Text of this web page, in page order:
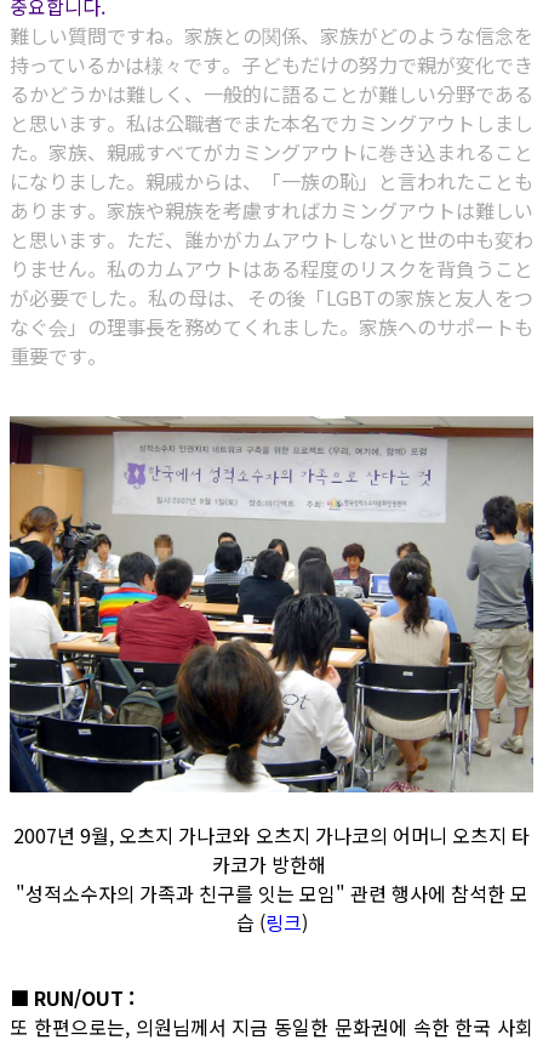
중요합니다.
難しい質問ですね。家族との関係、家族がどのような信念を
持っているかは様々です。子どもだけの努力で親が変化でき
るかどうかは難しく、一般的に語ることが難しい分野である
と思います。私は公職者でまた本名でカミングアウトしまし
た。家族、親戚すべてがカミングアウトに巻き込まれること
になりました。親戚からは、「一族の恥」と言われたことも
あります。家族や親族を考慮すればカミングアウトは難しい
と思います。ただ、誰かがカムアウトしないと世の中も変わ
りません。私のカムアウトはある程度のリスクを背負うこと
が必要でした。私の母は、その後「LGBTの家族と友人をつ
なぐ会」の理事長を務めてくれました。家族へのサポートも
重要です。
2007년 9월, 오츠지 가나코와 오츠지 가나코의 어머니 오츠지 타
카코가 방한해
"성적소수자의 가족과 친구를 잇는 모임" 관련 행사에 참석한 모
습 (링크)
■ RUN/OUT :
또 한편으로는, 의원님께서 지금 동일한 문화권에 속한 한국 사회